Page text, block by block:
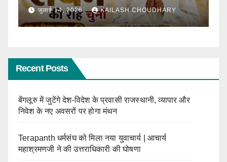
जून 13, 2026 KAILASH CHOUDHARY
Recent Posts
बेंगलूरु में जुटेंगे देश-विदेश के प्रवासी राजस्थानी, व्यापार और
निवेश के नए अवसरों पर होगा मंथन
Terapanth धर्मसंघ को मिला नया युवाचार्य | आचार्य
महाश्रमणजी ने की उत्तराधिकारी की घोषणा